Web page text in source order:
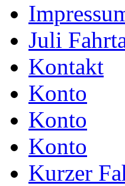
Juli
Kontakt
Konto
Konto
Konto
Kurzer